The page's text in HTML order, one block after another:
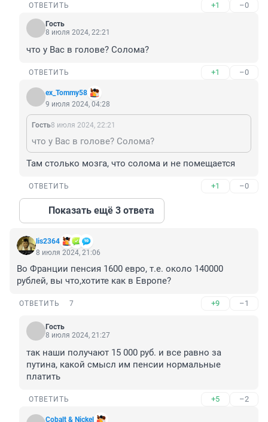
ОТВЕТИТЬ +1 –0
Гость
8 июля 2024, 22:21
что у Вас в голове? Солома?
ОТВЕТИТЬ +1 –0
ex_Tommy58
9 июля 2024, 04:28
Гость8 июля 2024, 22:21
что у Вас в голове? Солома?
Там столько мозга, что солома и не помещается
ОТВЕТИТЬ +1 –0
Показать ещё 3 ответа
lis2364
8 июля 2024, 21:06
Во Франции пенсия 1600 евро, т.е. около 140000
рублей, вы что,хотите как в Европе?
ОТВЕТИТЬ 7 +9 –1
Гость
8 июля 2024, 21:27
так наши получают 15 000 руб. и все равно за
путина, какой смысл им пенсии нормальные
платить
ОТВЕТИТЬ +5 –2
Cobalt & Nickel